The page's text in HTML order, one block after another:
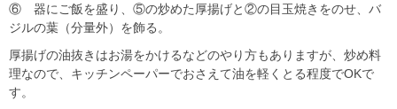
⑥ 器にご飯を盛り、⑤の炒めた厚揚げと②の目玉焼きをのせ、バ
ジルの葉（分量外）を飾る。
厚揚げの油抜きはお湯をかけるなどのやり方もありますが、炒め料
理なので、キッチンペーパーでおさえて油を軽くとる程度でOKで
す。